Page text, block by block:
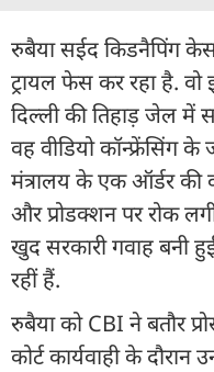
रुबैया सईद किडनैपिंग
ट्रायल फेस कर रहा है.
दिल्ली की तिहाड़ जेल में
वह वीडियो कॉन्फ्रेंसिंग के
मंत्रालय के एक ऑर्डर
और प्रोडक्शन पर रोक
खुद सरकारी गवाह बनी
रहीं हैं.
रुबैया को CBI ने बतौर
कोर्ट कार्यवाही के